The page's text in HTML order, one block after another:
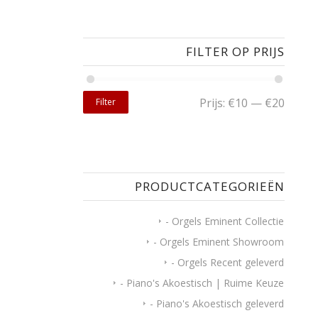
FILTER OP PRIJS
Filter Prijs: €10 — €20
PRODUCTCATEGORIEËN
- Orgels Eminent Collectie
- Orgels Eminent Showroom
- Orgels Recent geleverd
- Piano's Akoestisch | Ruime Keuze
- Piano's Akoestisch geleverd